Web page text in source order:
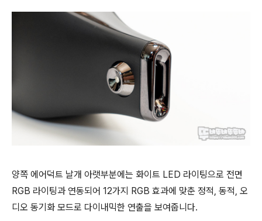
양쪽 에어덕트 날개 아랫부분에는 화이트 LED 라이팅으로 전면
RGB 라이팅과 연동되어 12가지 RGB 효과에 맞춘 정적, 동적, 오
디오 동기화 모드로 다이내믹한 연출을 보여줍니다.